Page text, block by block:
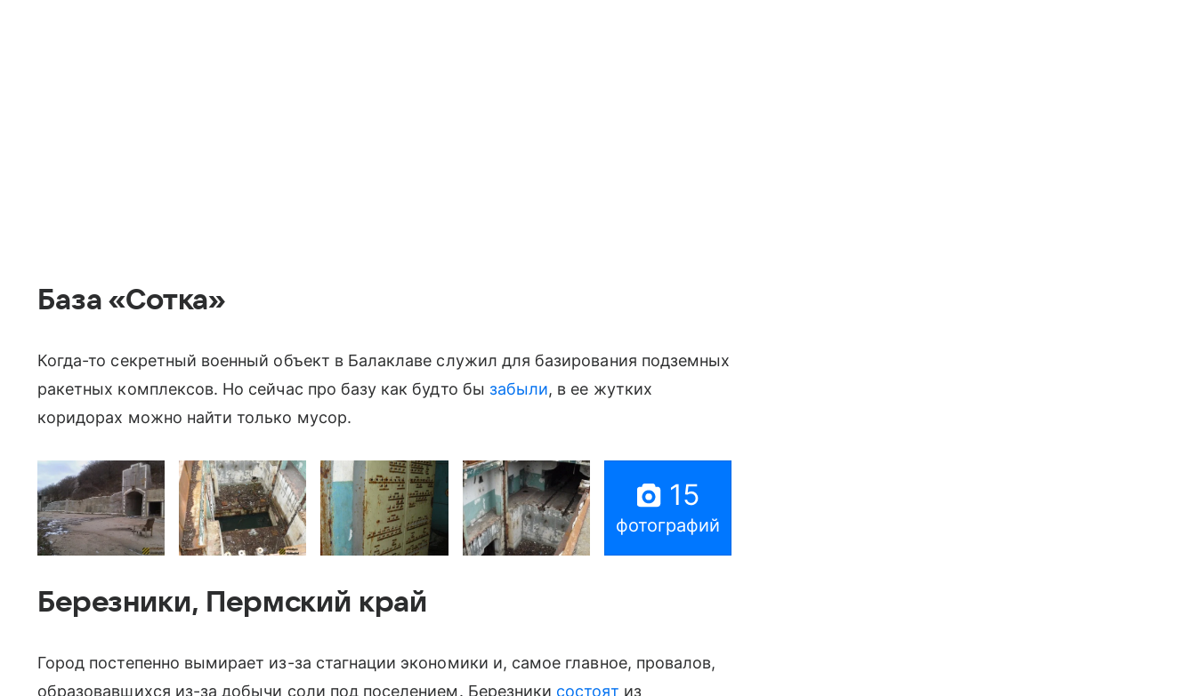
База «Сотка»
Когда-то секретный военный объект в Балаклаве служил для базирования подземных
ракетных комплексов. Но сейчас про базу как будто бы забыли, в ее жутких
коридорах можно найти только мусор.
15
фотографий
Березники, Пермский край
Город постепенно вымирает из-за стагнации экономики и, самое главное, провалов,
образовавшихся из-за добычи соли под поселением. Березники состоят из